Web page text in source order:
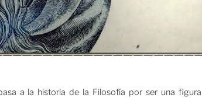
a la historia de la Filosofía por ser una